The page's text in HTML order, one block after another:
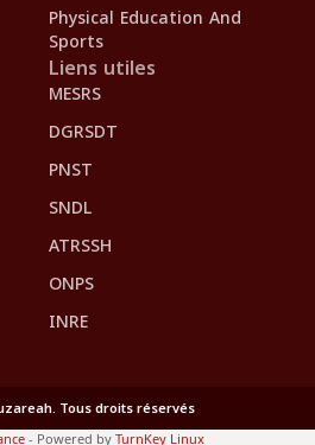
Physical Education And
Sports
Liens utiles
MESRS
DGRSDT
PNST
SNDL
ATRSSH
ONPS
INRE
Tous droits réservés
- Powered by TurnKey Linux